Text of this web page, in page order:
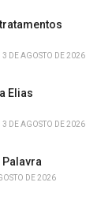
3 DE AGOSTO DE 2026
Elias
3 DE AGOSTO DE 2026
Palavra
DE 2026